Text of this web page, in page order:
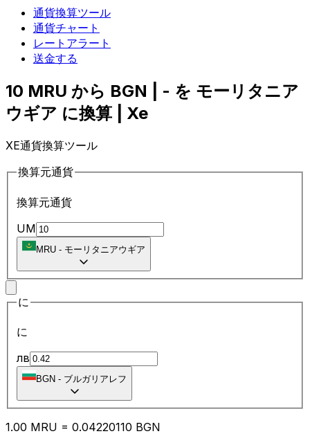
通貨換算ツール
通貨チャート
レートアラート
送金する
10 MRU から BGN | - を モーリタニア
ウギア に換算 | Xe
XE通貨換算ツール
換算元通貨
換算元通貨
UM
MRU - モーリタニアウギア
に
に
лв
BGN - ブルガリアレフ
1.00 MRU = 0.04220110 BGN